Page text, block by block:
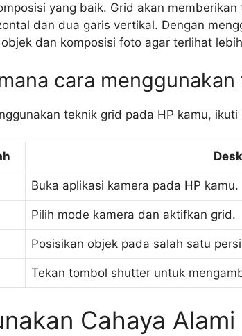
yang baik. Grid akan
dan dua garis vertikal. Dengan
dan komposisi foto agar terlihat
cara
teknik grid pada HP kamu,
Buka aplikasi kamera pada HP kamu.
Pilih mode kamera dan aktifkan grid.
Posisikan objek pada salah satu
Tekan tombol shutter untuk
Cahaya Alami